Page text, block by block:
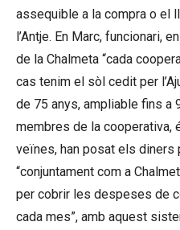
assequible a la compra o el
l’Antje. En Marc, funcionari,
de la Chalmeta “cada
cas tenim el sòl cedit per
de 75 anys, ampliable fins a
membres de la
veïnes, han posat els diners
“conjuntament com a
per cobrir les despeses de
cada mes”, amb aquest